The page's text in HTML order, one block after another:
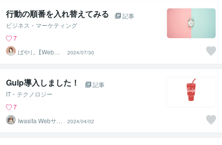
行動の順番を入れ替えてみる
記事
ビジネス・マーケティング
7
ばやし【Web広
告運用】
2024/07/30
Gulp導入しました！
記事
IT・テクノロジー
7
Iwasita Webサイ
2024/04/02